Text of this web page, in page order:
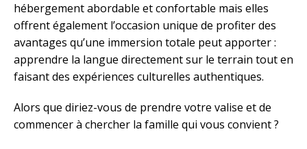
hébergement abordable et confortable mais elles
offrent également l’occasion unique de profiter des
avantages qu’une immersion totale peut apporter :
apprendre la langue directement sur le terrain tout en
faisant des expériences culturelles authentiques.
Alors que diriez-vous de prendre votre valise et de
commencer à chercher la famille qui vous convient ?